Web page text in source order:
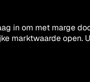
in om met marge
marktwaarde